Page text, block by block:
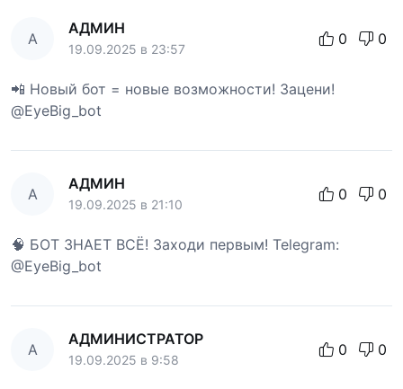
А
АДМИН
19.09.2025 в 23:57
0 0
📲 Новый бот = новые возможности! Зацени!
@EyeBig_bot
А
АДМИН
19.09.2025 в 21:10
0 0
🧠 БОТ ЗНАЕТ ВСЁ! Заходи первым! Telegram:
@EyeBig_bot
А
АДМИНИСТРАТОР
19.09.2025 в 9:58
0 0